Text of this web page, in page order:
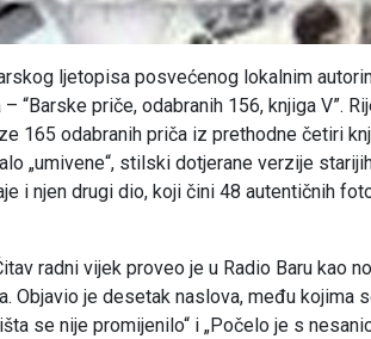
ljetopisa posvećenog lokalnim
“Barske priče, odabranih 156, knjiga V”.
165 odabranih priča iz prethodne četiri
„umivene“, stilski dotjerane verzije
i njen drugi dio, koji čini 48 autentičnih
radni vijek proveo je u Radio Baru kao
Objavio je desetak naslova, među kojima
se nije promijenilo“ i „Počelo je s